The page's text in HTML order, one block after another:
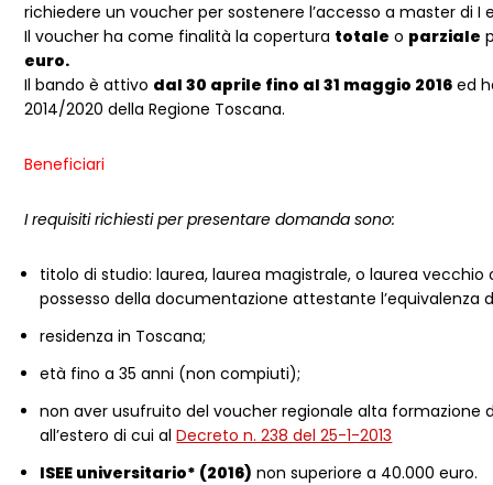
richiedere un voucher per sostenere l’accesso a master di I
Il voucher ha come finalità la copertura totale o parziale
euro.
Il bando è attivo dal 30 aprile fino al 31 maggio 2016 ed
2014/2020 della Regione Toscana.
Beneficiari
I requisiti richiesti per presentare domanda sono:
titolo di studio: laurea, laurea magistrale, o laurea
possesso della documentazione attestante l’equivalenza
residenza in Toscana;
età fino a 35 anni (non compiuti);
non aver usufruito del voucher regionale alta formazione
all’estero di cui alDecreto n. 238 del 25-1-2013
ISEE universitario* (2016) non superiore a 40.000 euro.